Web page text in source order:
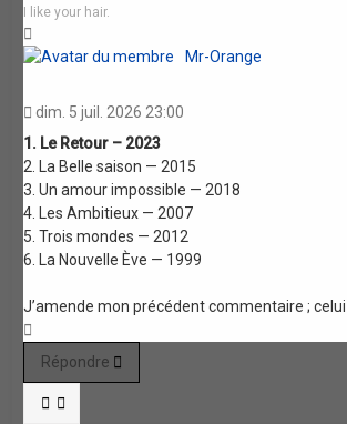
I like your hair.
Mr-Orange
dim. 5 juil. 2026 23:00
1. Le Retour – 2023
2. La Belle saison — 2015
3. Un amour impossible — 2018
4. Les Ambitieux — 2007
5. Trois mondes — 2012
6. La Nouvelle Ève — 1999
J’amende mon précédent commentaire ;
Répondre